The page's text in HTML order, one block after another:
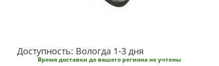
Доступность: Вологда 1-3 дня
Время доставки до вашего региона не учтены